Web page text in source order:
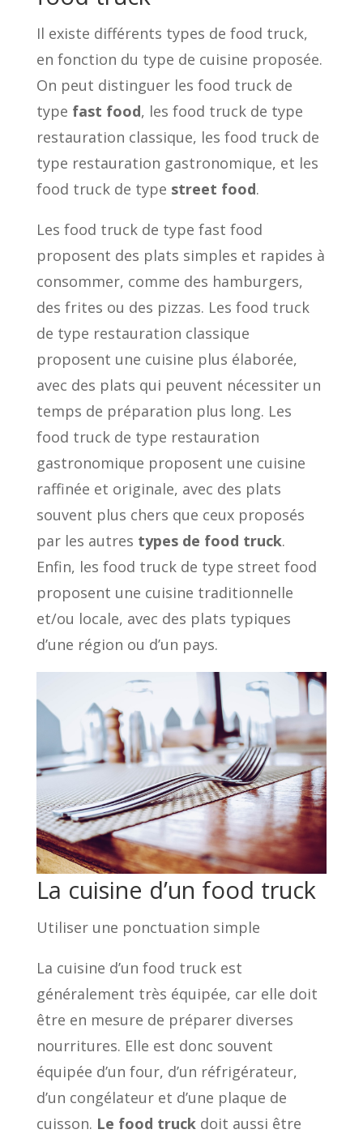
Il existe différents types de food truck,
en fonction du type de cuisine proposée.
On peut distinguer les food truck de
type fast food, les food truck de type
restauration classique, les food truck de
type restauration gastronomique, et les
food truck de type street food.
Les food truck de type fast food
proposent des plats simples et rapides à
consommer, comme des hamburgers,
des frites ou des pizzas. Les food truck
de type restauration classique
proposent une cuisine plus élaborée,
avec des plats qui peuvent nécessiter un
temps de préparation plus long. Les
food truck de type restauration
gastronomique proposent une cuisine
raffinée et originale, avec des plats
souvent plus chers que ceux proposés
par les autres types de food truck.
Enfin, les food truck de type street food
proposent une cuisine traditionnelle
et/ou locale, avec des plats typiques
d’une région ou d’un pays.
La cuisine d’un food truck
Utiliser une ponctuation simple
La cuisine d’un food truck est
généralement très équipée, car elle doit
être en mesure de préparer diverses
nourritures. Elle est donc souvent
équipée d’un four, d’un réfrigérateur,
d’un congélateur et d’une plaque de
cuisson. Le food truckdoit aussi être